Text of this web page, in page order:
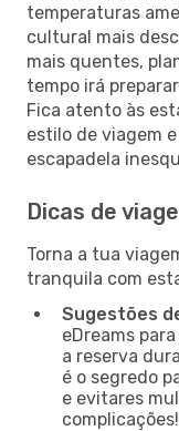
temperaturas
cultural mais
mais quentes,
tempo irá
Fica atento às
estilo de viagem
escapadela
Dicas de
Torna a tua
tranquila com
Sugestões
eDreams
a reserva
é o segredo
e evitares
complicações!